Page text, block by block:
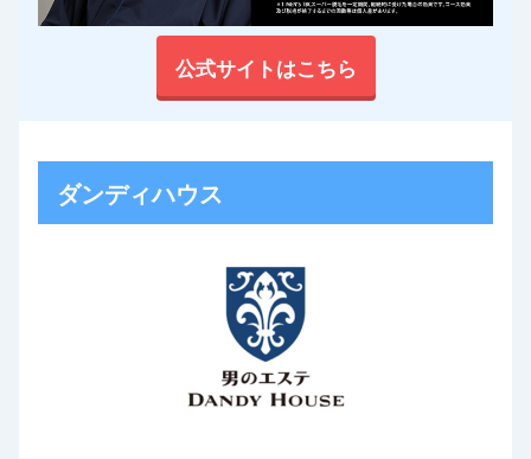
公式サイトはこちら
ダンディハウス